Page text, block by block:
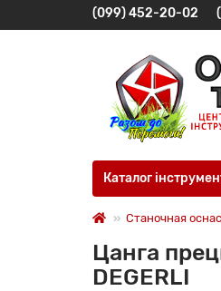
(099) 452-20-02
Каталог
Станочная
Цанга
DEGERLI